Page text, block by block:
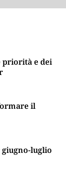
priorità e dei
il
luglio